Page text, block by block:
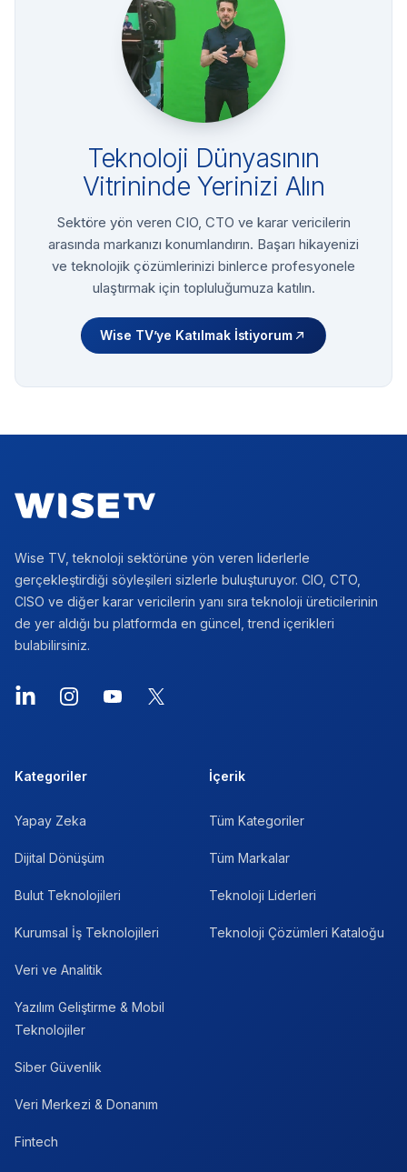
Teknoloji Dünyasının
Vitrininde Yerinizi Alın
Sektöre yön veren CIO, CTO ve karar vericilerin
arasında markanızı konumlandırın. Başarı hikayenizi
ve teknolojik çözümlerinizi binlerce profesyonele
ulaştırmak için topluluğumuza katılın.
Wise TV’ye Katılmak İstiyorum
Wise TV, teknoloji sektörüne yön veren liderlerle
gerçekleştirdiği söyleşileri sizlerle buluşturuyor. CIO, CTO,
CISO ve diğer karar vericilerin yanı sıra teknoloji üreticilerinin
de yer aldığı bu platformda en güncel, trend içerikleri
bulabilirsiniz.
LinkedInInstagramYouTube
X
Kategoriler
Yapay Zeka
Dijital Dönüşüm
Bulut Teknolojileri
Kurumsal İş Teknolojileri
Veri ve Analitik
Yazılım Geliştirme & Mobil
Teknolojiler
Siber Güvenlik
Veri Merkezi & Donanım
Fintech
İçerik
Tüm Kategoriler
Tüm Markalar
Teknoloji Liderleri
Teknoloji Çözümleri Kataloğu